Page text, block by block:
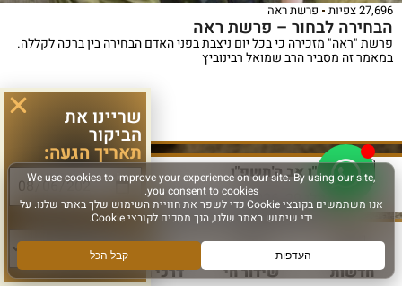
27,696 צפיות פרשת ראה
הבחירה לבחור – פרשת ראה
פרשת "ראה" מזכירה כי בכל יום ניצבת בפני האדם הבחירה בין ברכה לקללה.
במאמר זה מסביר הרב שמואל רבינוביץ
לפרטים נוספים >
ט"ו אב ה'תשפ"ו
יולי 29, 2026
חדשות שידור חי דרכי הגעה עוד
שריינו את
הביקור
תאריך הגעה:
סוג פעילות: